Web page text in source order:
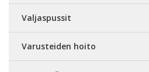
Valjaspussit
Varusteiden hoito